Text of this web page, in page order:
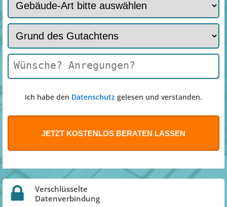
Ich habe den Datenschutz gelesen und verstanden.
Verschlüsselte
Datenverbindung